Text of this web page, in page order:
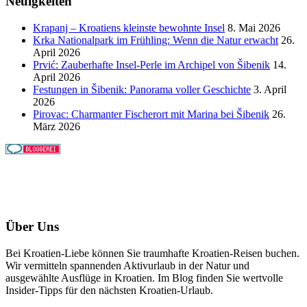
Krapanj – Kroatiens kleinste bewohnte Insel 8. Mai 2026
Krka Nationalpark im Frühling: Wenn die Natur erwacht 26.
April 2026
Prvić: Zauberhafte Insel-Perle im Archipel von Šibenik 14.
April 2026
Festungen in Šibenik: Panorama voller Geschichte 3. April
2026
Pirovac: Charmanter Fischerort mit Marina bei Šibenik 26.
März 2026
Über Uns
Bei Kroatien-Liebe können Sie traumhafte Kroatien-Reisen buchen.
Wir vermitteln spannenden Aktivurlaub in der Natur und
ausgewählte Ausflüge in Kroatien. Im Blog finden Sie wertvolle
Insider-Tipps für den nächsten Kroatien-Urlaub.